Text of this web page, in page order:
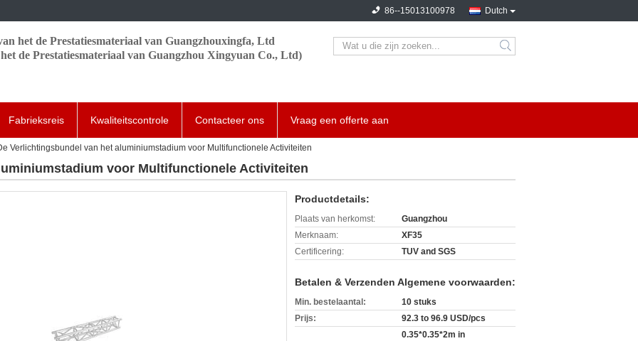
Dutch
86--15013100978
het de Prestatiesmateriaal van Guangzhouxingfa, Ltd
de Prestatiesmateriaal van Guangzhou Xingyuan Co., Ltd)
search
Fabrieksreis Kwaliteitscontrole Contacteer ons Vraag een offerte aan
Verlichtingsbundel van het aluminiumstadium voor Multifunctionele Activiteiten
voor Multifunctionele Activiteiten
Productdetails:
Plaats van herkomst:
Guangzhou
Merknaam:
XF35
Certificering:
TUV and SGS
Betalen & Verzenden Algemene voorwaarden:
Min. bestelaantal:
10 stuks
Prijs:
92.3 to 96.9 USD/pcs
0.35*0.35*2m in